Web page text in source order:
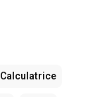
Calculatrice